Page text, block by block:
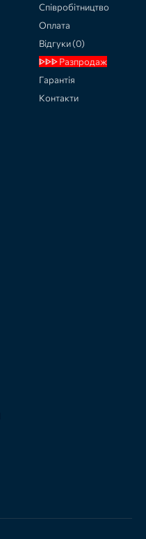
Співробітництво
Оплата
Відгуки (0)
ᐈᐈᐈ Разпродаж
Гарантія
Контакти